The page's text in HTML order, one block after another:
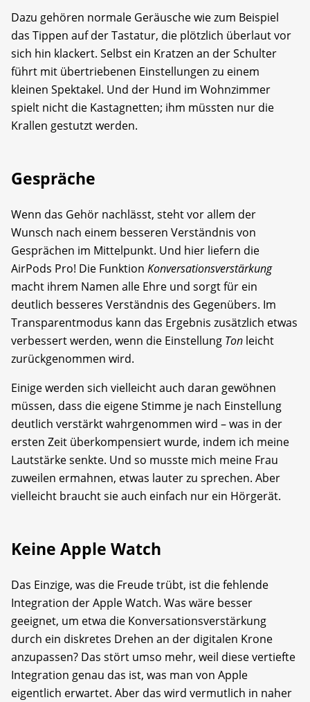
Dazu gehören normale Geräusche wie zum Beispiel
das Tippen auf der Tastatur, die plötzlich überlaut vor
sich hin klackert. Selbst ein Kratzen an der Schulter
führt mit übertriebenen Einstellungen zu einem
kleinen Spektakel. Und der Hund im Wohnzimmer
spielt nicht die Kastagnetten; ihm müssten nur die
Krallen gestutzt werden.
Gespräche
Wenn das Gehör nachlässt, steht vor allem der
Wunsch nach einem besseren Verständnis von
Gesprächen im Mittelpunkt. Und hier liefern die
AirPods Pro! Die Funktion Konversationsverstärkung
macht ihrem Namen alle Ehre und sorgt für ein
deutlich besseres Verständnis des Gegenübers. Im
Transparentmodus kann das Ergebnis zusätzlich etwas
verbessert werden, wenn die Einstellung Ton leicht
zurückgenommen wird.
Einige werden sich vielleicht auch daran gewöhnen
müssen, dass die eigene Stimme je nach Einstellung
deutlich verstärkt wahrgenommen wird – was in der
ersten Zeit überkompensiert wurde, indem ich meine
Lautstärke senkte. Und so musste mich meine Frau
zuweilen ermahnen, etwas lauter zu sprechen. Aber
vielleicht braucht sie auch einfach nur ein Hörgerät.
Keine Apple Watch
Das Einzige, was die Freude trübt, ist die fehlende
Integration der Apple Watch. Was wäre besser
geeignet, um etwa die Konversationsverstärkung
durch ein diskretes Drehen an der digitalen Krone
anzupassen? Das stört umso mehr, weil diese vertiefte
Integration genau das ist, was man von Apple
eigentlich erwartet. Aber das wird vermutlich in naher